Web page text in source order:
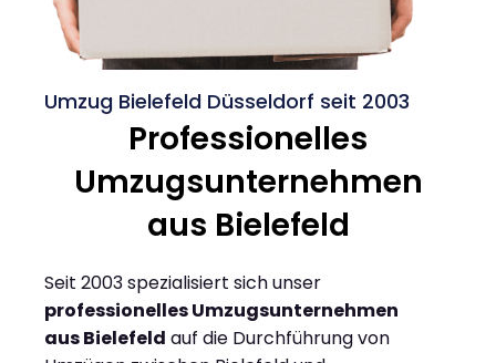
Umzug Bielefeld Düsseldorf seit 2003
Professionelles
Umzugsunternehmen
aus Bielefeld
Seit 2003 spezialisiert sich unser
professionelles Umzugsunternehmen
aus Bielefeld auf die Durchführung von